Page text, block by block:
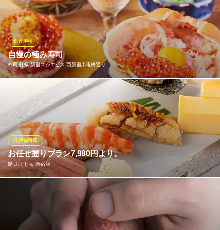
料理をお楽しみください。素材の一つ一つに工夫を凝らし、厳選
した目利きでの仕入れも怠らない。基本に忠実に、そしてご来店
いただいたお客さまの喜ぶ顔を思い浮かべながら、日々、美味し
いものを追及しております。
新宿 鮨 つむぎ
新宿西口 江戸前寿司
都営新宿線新宿駅 徒歩2分
東京都新宿区西新宿1-16-4 3F
自慢の極み寿司
寿司 牡蠣 新宿スシエビス 西新宿小滝橋通り
創作寿司
『エビカニ合戦』スシエビスを代表する、極み寿司とあて巻きの
融合！カニの甲羅に赤エビの身とズワイガニのほぐし身、黄身と
いくらで字面だけでも気分が上がる内容。これが、かに味噌と柚
子を入れ込んだ細巻きの上にのせてディップの様にして食べる幸
せ。全ての味わいのバランスが悶絶級で絶対食べたいお寿司で
す。
寿司 牡蠣 新宿スシエビス 西新宿小滝橋通り
新宿 寿司居酒屋
都営大江戸線新宿西口駅 徒歩3分
東京都新宿区西新宿7-10-10 1F
お任せ握りプラン7,980円より。
鮨 ふくじゅ 新宿店
江戸前寿司
ご宴席をはじめ、接待・会食・お祝いの席にも相応しい当店のお
まかせコース。季節の極上の旬食材を使い、熟練の鮨職人が握る
本格江戸前鮨をご堪能下さい。 お好み等もお気軽にご相談下さ
い。彩り溢れ光り輝く鮨たちが、宴席を華やかに彩ります。